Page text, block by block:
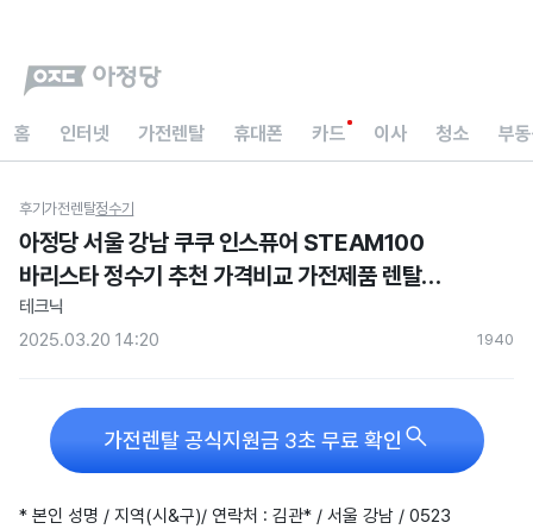
홈 인터넷 가전렌탈 휴대폰 카드 이사 청소 부
후기가전렌탈정수기
아정당 서울 강남 쿠쿠 인스퓨어 STEAM100
바리스타 정수기 추천 가격비교 가전제품 렌탈
사은품 솔직한 설치 후기
테크닉
2025.03.20 14:20
1940
가전렌탈 공식지원금 3초 무료 확인 
* 본인 성명 / 지역(시&구)/ 연락처 : 김관* / 서울 강남 / 0523